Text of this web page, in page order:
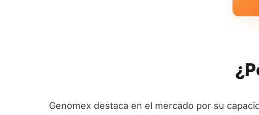
Genomex destaca en el mercado por su